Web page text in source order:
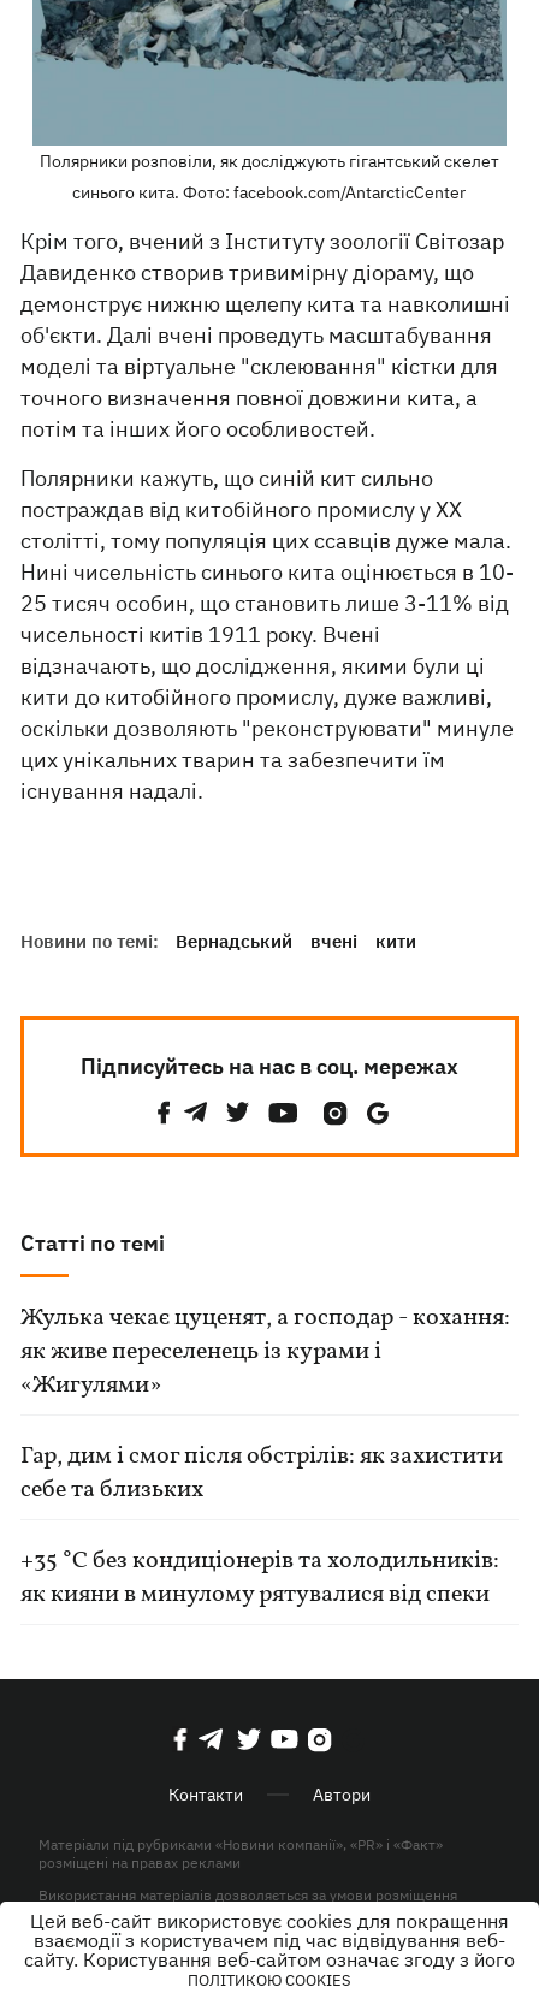
Полярники розповіли, як досліджують гігантський скелет
синього кита. Фото: facebook.com/AntarcticCenter
Крім того, вчений з Інституту зоології Світозар
Давиденко створив тривимірну діораму, що
демонструє нижню щелепу кита та навколишні
об'єкти. Далі вчені проведуть масштабування
моделі та віртуальне "склеювання" кістки для
точного визначення повної довжини кита, а
потім та інших його особливостей.
Полярники кажуть, що синій кит сильно
постраждав від китобійного промислу у ХХ
столітті, тому популяція цих ссавців дуже мала.
Нині чисельність синього кита оцінюється в 10-
25 тисяч особин, що становить лише 3-11% від
чисельності китів 1911 року. Вчені
відзначають, що дослідження, якими були ці
кити до китобійного промислу, дуже важливі,
оскільки дозволяють "реконструювати" минуле
цих унікальних тварин та забезпечити їм
існування надалі.
Новини по темі: Вернадський вчені кити
Підписуйтесь на нас в соц. мережах
Статті по темі
Жулька чекає цуценят, а господар - кохання:
як живе переселенець із курами і
«Жигулями»
Гар, дим і смог після обстрілів: як захистити
себе та близьких
+35 °C без кондиціонерів та холодильників:
як кияни в минулому рятувалися від спеки
Контакти Автори
Матеріали під рубриками «Новини компанії», «PR» і «Факт»
розміщені на правах реклами
Використання матеріалів дозволяється за умови розміщення
активного гіперпосилання на KP.UA в першому абзаці.
© ТОВ «ЮЛАВ МЕДІА» 2026. Всі права захищені.
Цей веб-сайт використовує cookies для покращення
взаємодії з користувачем під час відвідування веб-
сайту. Користування веб-сайтом означає згоду з його
ПОЛІТИКОЮ COOKIES